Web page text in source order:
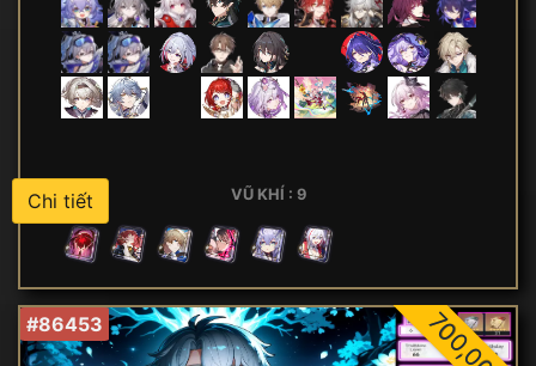
VŨ KHÍ : 9
Chi tiết
#86453